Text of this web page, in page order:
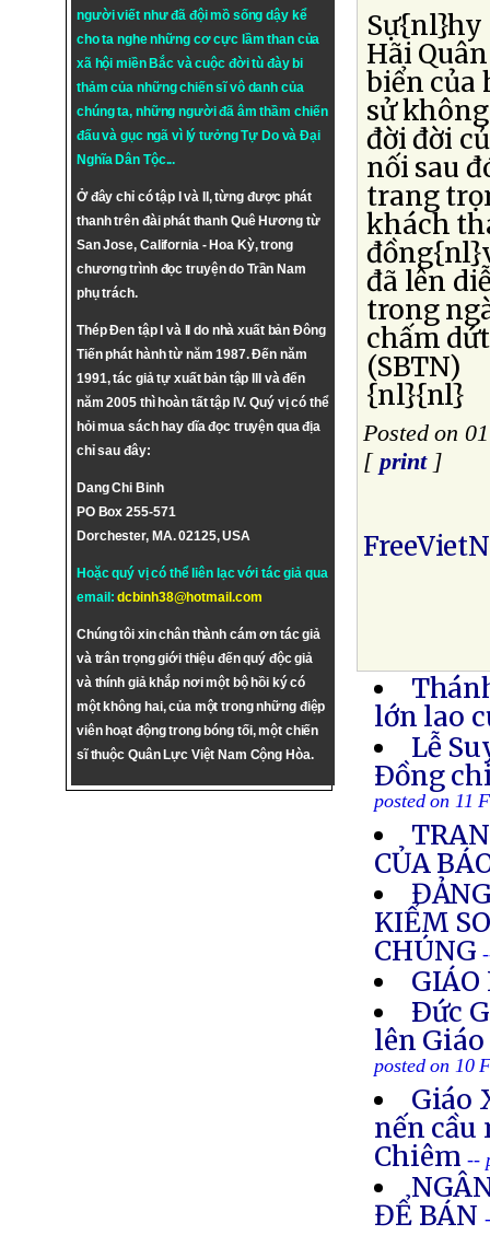
người viết như đã đội mồ sống dậy kể
cho ta nghe những cơ cực lầm than của
xã hội miền Bắc và cuộc đời tù đày bi
thảm của những chiến sĩ vô danh của
chúng ta, những người đã âm thầm chiến
đấu và gục ngã vì lý tưởngTự DovàĐại
Nghĩa Dân Tộc...
Ở đây chỉ có tập I và II, từng được phát
thanh trên đài phát thanh Quê Hương từ
San Jose, California - Hoa Kỳ, trong
chương trình đọc truyện do Trần Nam
phụ trách.
Thép Đen tập I và II do nhà xuất bản Đông
Tiến phát hành từ năm 1987. Đến năm
1991, tác giả tự xuất bản tập III và đến
năm 2005 thì hoàn tất tập IV. Quý vị có thể
hỏi mua sách hay dĩa đọc truyện qua địa
chỉ sau đây:
Dang Chi Binh
PO Box 255-571
Dorchester, MA. 02125, USA
Hoặc quý vị có thể liên lạc với tác giả qua
email:dcbinh38@hotmail.com
Chúng tôi xin chân thành cám ơn tác giả
và trân trọng giới thiệu đến quý độc giả
và thính giả khắp nơi một bộ hồi ký có
một không hai, của một trong những điệp
viên hoạt động trong bóng tối, một chiến
sĩ thuộc Quân Lực Việt Nam Cộng Hòa.
Sự{nl}hy
Hãi
biển của
sử
đời đời
nối sau
trang
khách
đã lên
trong
chấm
(SBTN)
{nl}{nl}
Posted on
[ print]
lớn lao
Lễ
Ðồng
posted on 11
CỦA
KIỂM
CHÚNG
Ðức
lên
posted on 10
Giáo
nến
Chiêm --
ĐỂ BÁN